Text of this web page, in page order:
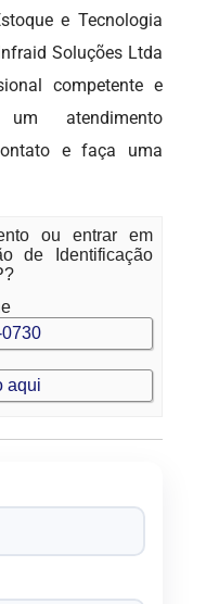
e Tecnologia
Soluções Ltda
competente e
atendimento
e faça uma
ou entrar em
de Identificação
aqui